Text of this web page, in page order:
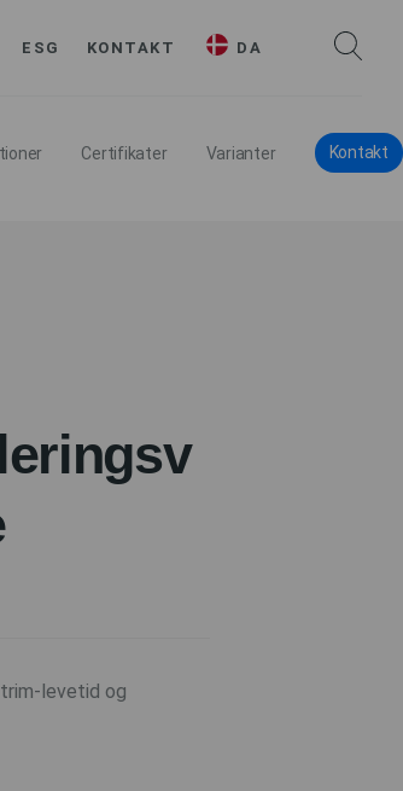
ESG KONTAKT DA
Certifikater Varianter Kontakt
levetid og